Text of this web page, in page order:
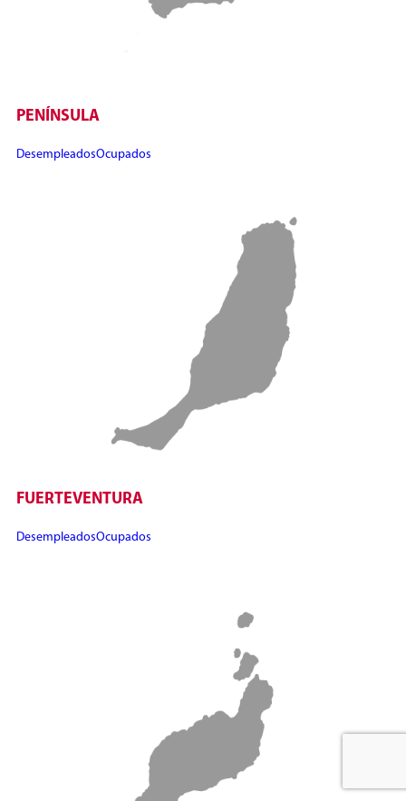
PENÍNSULA
DesempleadosOcupados
FUERTEVENTURA
DesempleadosOcupados